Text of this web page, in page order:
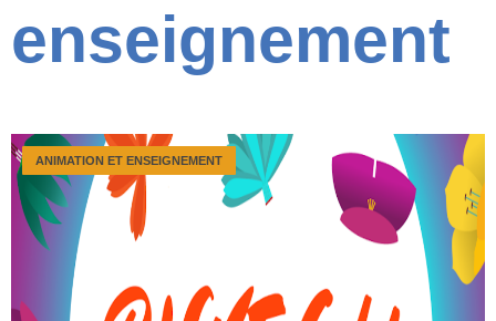
enseignement
ANIMATION ET ENSEIGNEMENT